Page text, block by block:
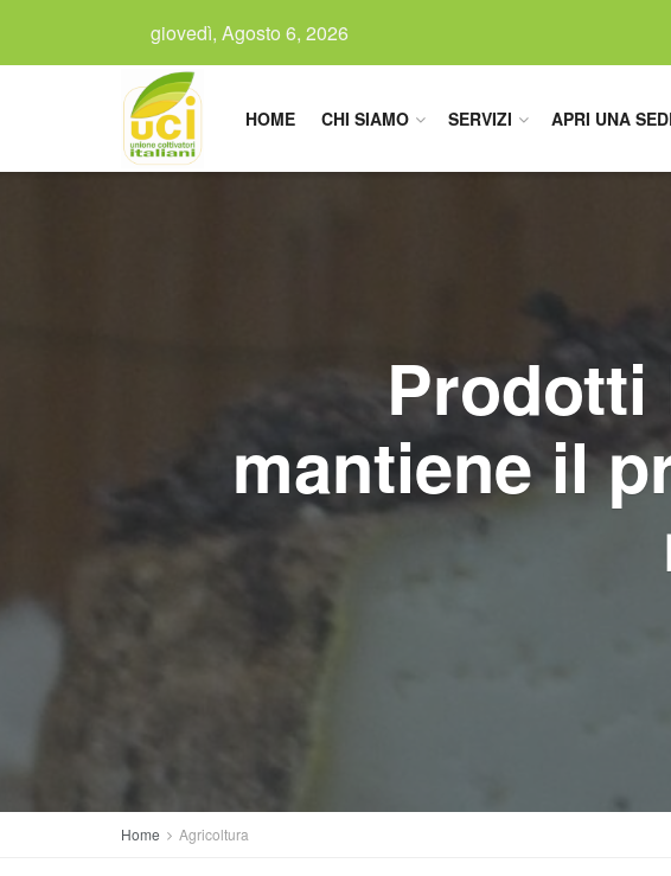
giovedì, Agosto 6, 2026
HOME CHI SIAMO SERVIZI APRI UNA
Prodotti
mantiene il
Home Agricoltura